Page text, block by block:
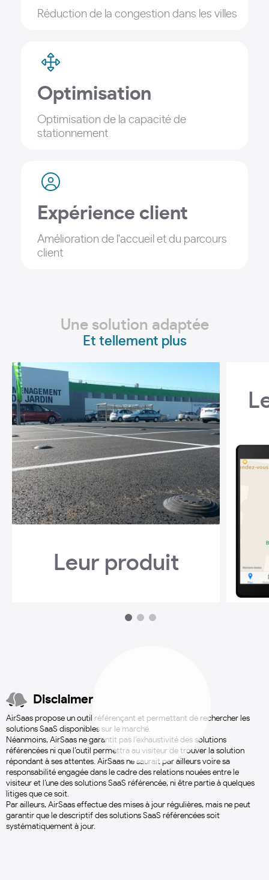
Réduction de la congestion dans les villes
Optimisation
Optimisation de la capacité de
stationnement
Expérience client
Amélioration de l'accueil et du parcours
client
Une solution adaptée
Et tellement plus
Leur produit
1 2 3
Disclaimer
AirSaas propose un outil référençant et permettant de rechercher les
solutions SaaS disponibles sur le marché.
Néanmoins, AirSaas ne garantit pas l’exhaustivité des solutions
référencées ni que l’outil permettra au visiteur de trouver la solution
répondant à ses attentes. AirSaas ne saurait par ailleurs voire sa
responsabilité engagée dans le cadre des relations nouées entre le
visiteur et l’une des solutions SaaS référencée, ni être partie à quelques
litiges que ce soit.
Par ailleurs, AirSaas effectue des mises à jour régulières, mais ne peut
garantir que le descriptif des solutions SaaS référencées soit
systématiquement à jour.